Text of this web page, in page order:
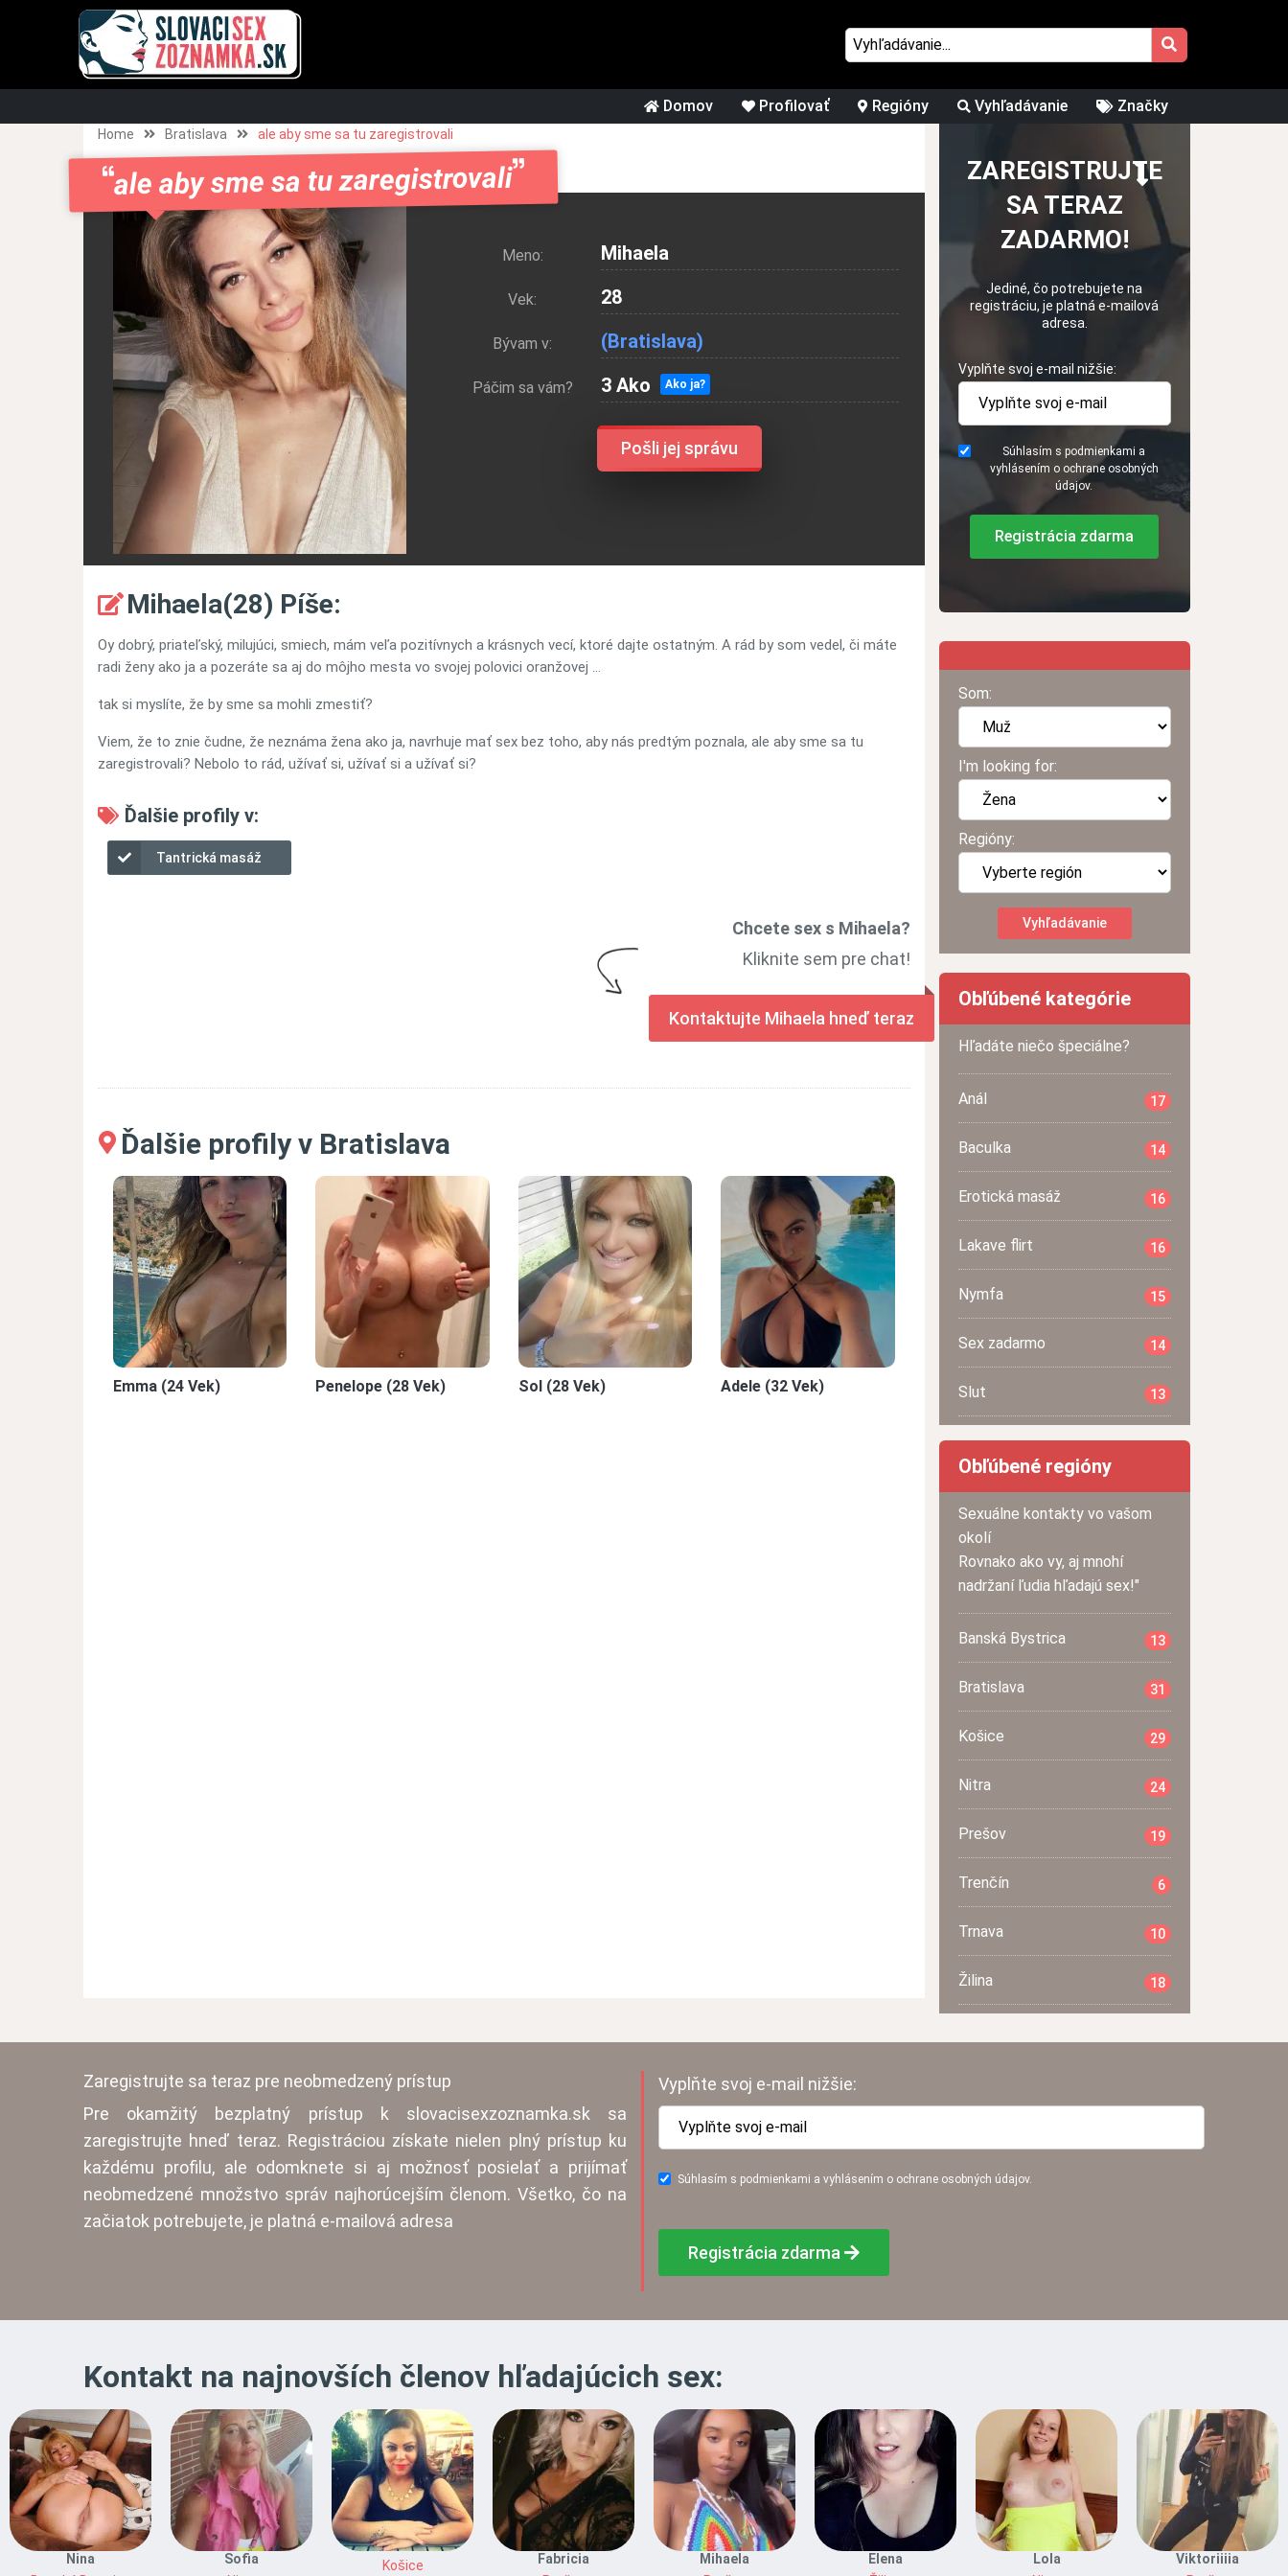
Domov Profilovať Regióny Vyhľadávanie Značky
Home Bratislava ale aby sme sa tu zaregistrovali
ale aby sme sa tu zaregistrovali
Meno: Mihaela
Vek: 28
Bývam v: (Bratislava)
Páčim sa vám? 3 Ako Ako ja?
Pošli jej správu
Mihaela(28) Píše:
Oy dobrý, priateľský, milujúci, smiech, mám veľa pozitívnych a krásnych vecí, ktoré dajte ostatným. A rád by som vedel, či máte
radi ženy ako ja a pozeráte sa aj do môjho mesta vo svojej polovici oranžovej …
tak si myslíte, že by sme sa mohli zmestiť?
Viem, že to znie čudne, že neznáma žena ako ja, navrhuje mať sex bez toho, aby nás predtým poznala, ale aby sme sa tu
zaregistrovali? Nebolo to rád, užívať si, užívať si a užívať si?
Ďalšie profily v:
Tantrická masáž
Chcete sex s Mihaela?
Kliknite sem pre chat!
Kontaktujte Mihaela hneď teraz
Ďalšie profily v Bratislava
Emma (24 Vek) Penelope (28 Vek) Sol (28 Vek) Adele (32 Vek)
ZAREGISTRUJTE
SA TERAZ
ZADARMO!
Jediné, čo potrebujete na
registráciu, je platná e-mailová
adresa.
Vyplňte svoj e-mail nižšie:
Súhlasím s podmienkami a
vyhlásením o ochrane osobných
údajov.
Registrácia zdarma
Som:
I'm looking for:
Regióny:
Obľúbené kategórie
Hľadáte niečo špeciálne?
Anál 17
Baculka 14
Erotická masáž 16
Lakave flirt 16
Nymfa 15
Sex zadarmo 14
Slut 13
Obľúbené regióny
Sexuálne kontakty vo vašom
okolí
Rovnako ako vy, aj mnohí
nadržaní ľudia hľadajú sex!"
Banská Bystrica 13
Bratislava 31
Košice 29
Nitra 24
Prešov 19
Trenčín 6
Trnava 10
Žilina 18
Zaregistrujte sa teraz pre neobmedzený prístup
Pre okamžitý bezplatný prístup k slovacisexzoznamka.sk sa
zaregistrujte hneď teraz. Registráciou získate nielen plný prístup ku
každému profilu, ale odomknete si aj možnosť posielať a prijímať
neobmedzené množstvo správ najhorúcejším členom. Všetko, čo na
začiatok potrebujete, je platná e-mailová adresa
Vyplňte svoj e-mail nižšie:
Súhlasím s podmienkami a vyhlásením o ochrane osobných údajov.
Registrácia zdarma
Kontakt na najnovších členov hľadajúcich sex:
Nina
Sofia
Košice
Fabricia
Mihaela
Elena
Lola
Viktoriiiia